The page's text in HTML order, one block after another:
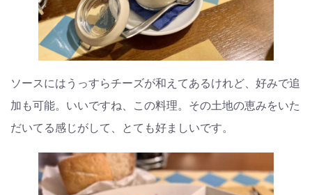
ソースにはうっすらチーズが和えてあるけれど、好みで追
加も可能。いいですね、この料理。その土地の恵みをいた
だいてる感じがして、とても好ましいです。